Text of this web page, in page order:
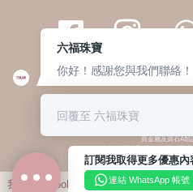
繁體 | 簡体
© 六福集團 版權所有 不得
貴金屬及寶石A類
(六福企業禮品(國際)有限公司-
六福電子商貿有限公司-註冊
貴金屬及寶石B類
(六福集團有限公司-註冊號
六福珠寶金行(香港)有限公司-註
我們利用cookies為您提供最佳的瀏覽
六福珠寶
你好！感謝您與我們聯絡！
回覆至 六福珠寶
訂閱我取得更多優惠內
連結 WhatsApp 帳號